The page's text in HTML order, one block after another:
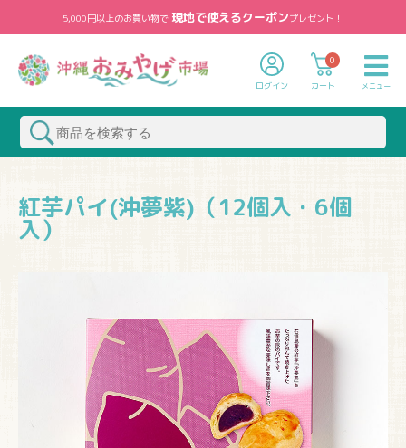
5,000円以上のお買い物で 現地で使えるクーポンプレゼント！
ログイン
0
カート メニュー
紅芋パイ(沖夢紫)（12個入・6個
入）